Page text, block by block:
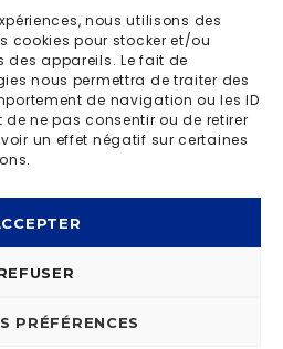
nous utilisons des
cookies pour stocker et/ou
appareils. Le fait de
nous permettra de traiter des
de navigation ou les ID
de ne pas consentir ou de retirer
un effet négatif sur certaines
PRÉFÉRENCES